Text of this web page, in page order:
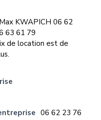
KWAPICH 06 62
63 61 79
de location est de
06 62 23 76